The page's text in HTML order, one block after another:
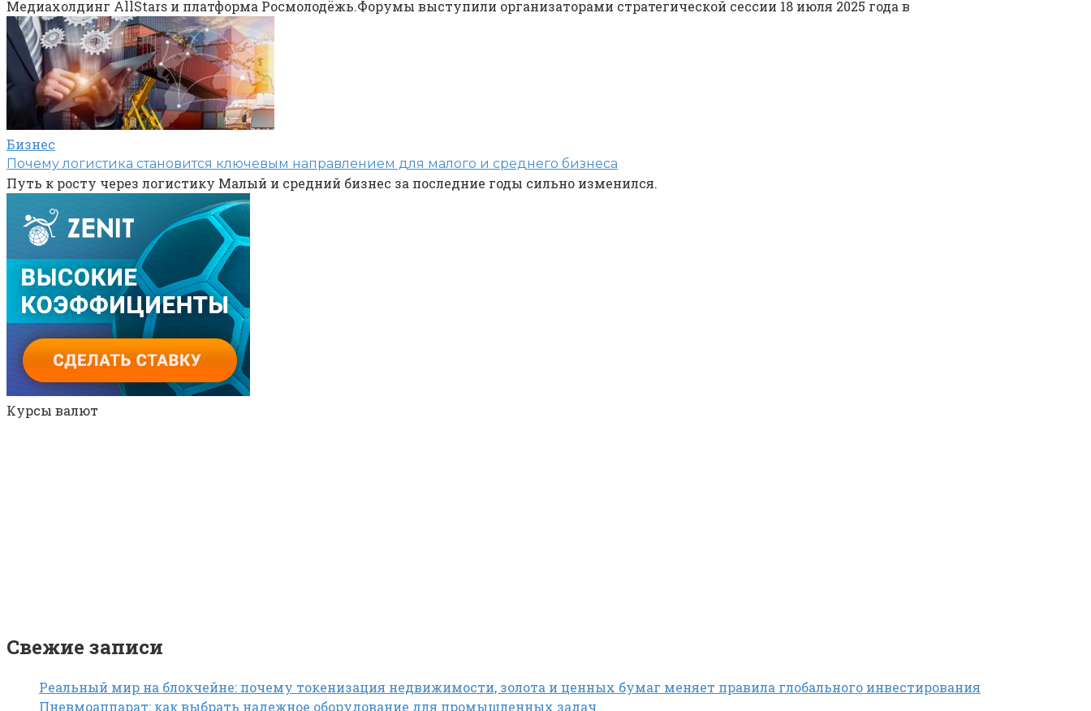
Медиахолдинг AllStars и платформа Росмолодёжь.Форумы выступили организаторами стратегической сессии 18 июля 2025 года в
Бизнес
Почему логистика становится ключевым направлением для малого и среднего бизнеса
Путь к росту через логистику Малый и средний бизнес за последние годы сильно изменился.
Курсы валют
Свежие записи
Реальный мир на блокчейне: почему токенизация недвижимости, золота и ценных бумаг меняет правила глобального инвестирования
Пневмоаппарат: как выбрать надежное оборудование для промышленных задач